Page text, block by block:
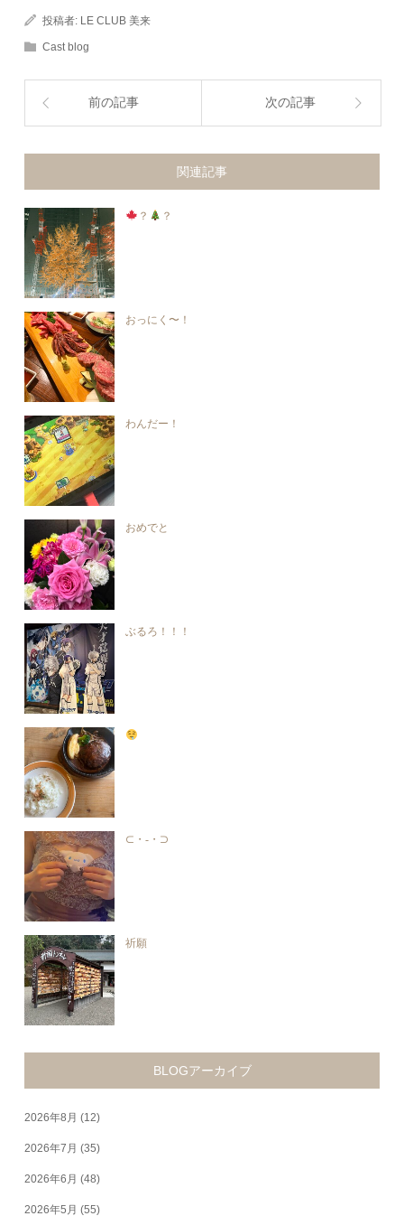
投稿者: LE CLUB 美来
Cast blog
前の記事 次の記事
関連記事
？ ？
おっにく〜！
わんだー！
おめでと
ぶるろ！！！
⊂・-・⊃
祈願
BLOGアーカイブ
2026年8月 (12)
2026年7月 (35)
2026年6月 (48)
2026年5月 (55)